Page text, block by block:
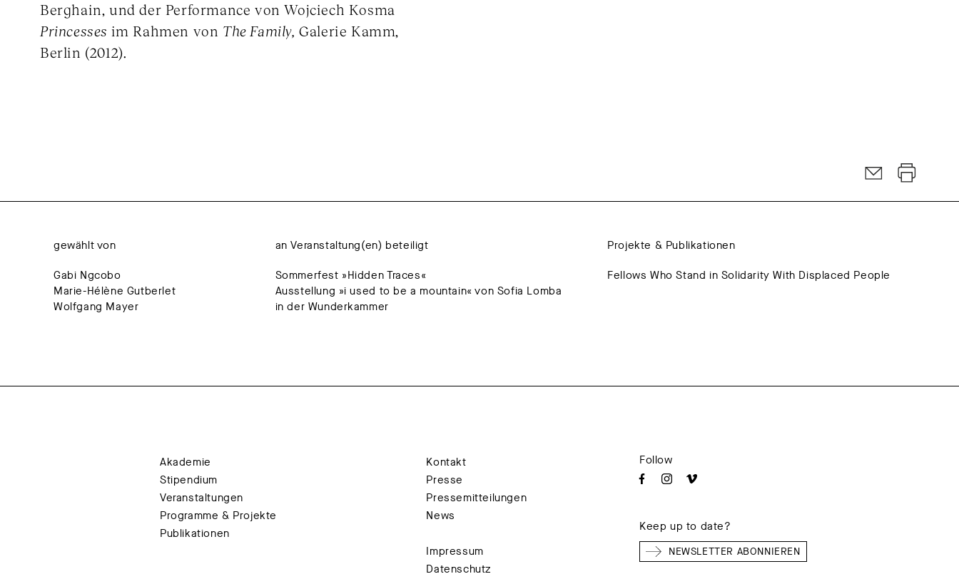
Berghain, und der Performance von Wojciech Kosma
Princesses im Rahmen von The Family,Galerie Kamm,
Berlin (2012).
gewählt von
Gabi Ngcobo
Marie-Hélène Gutberlet
Wolfgang Mayer
an Veranstaltung(en) beteiligt
Sommerfest »Hidden Traces«
Ausstellung »i used to be a mountain« von Sofia Lomba
in der Wunderkammer
Projekte & Publikationen
Fellows Who Stand in Solidarity With Displaced People
Akademie
Stipendium
Veranstaltungen
Programme & Projekte
Publikationen
Kontakt
Presse
Pressemitteilungen
News
Impressum
Datenschutz
Follow
Keep up to date?
NEWSLETTER ABONNIEREN